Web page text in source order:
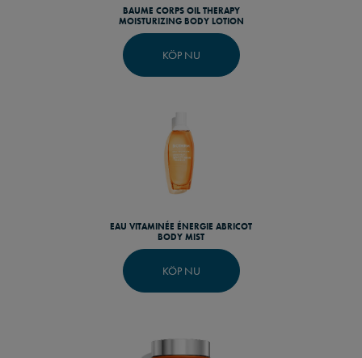
BAUME CORPS OIL THERAPY
MOISTURIZING BODY LOTION
KÖP NU
EAU VITAMINÉE ÉNERGIE ABRICOT
BODY MIST
KÖP NU